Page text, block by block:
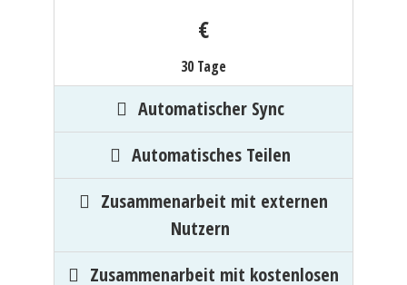
€
30 Tage
Automatischer Sync
Automatisches Teilen
Zusammenarbeit mit externen
Nutzern
Zusammenarbeit mit kostenlosen